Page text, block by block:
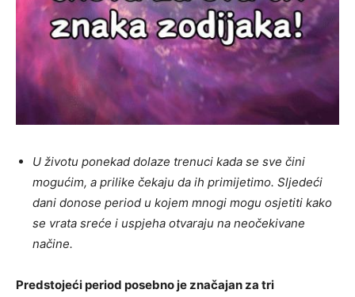
U životu ponekad dolaze trenuci kada se sve čini
mogućim, a prilike čekaju da ih primijetimo. Sljedeći
dani donose period u kojem mnogi mogu osjetiti kako
se vrata sreće i uspjeha otvaraju na neočekivane
načine.
Predstojeći period posebno je značajan za tri